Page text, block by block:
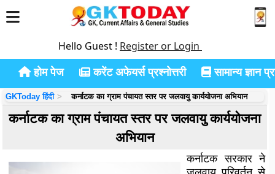
Hello Guest ! Register or Login
होम पेज करेंट अफेयर्स प्रश्नोत्तरी सामान्य ज्ञान
GKToday हिंदी कर्नाटक का ग्राम पंचायत स्तर पर जलवायु कार्ययोजना अभियान
कर्नाटक का ग्राम पंचायत स्तर पर जलवायु कार्ययोजना
अभियान
कर्नाटक सरकार ने